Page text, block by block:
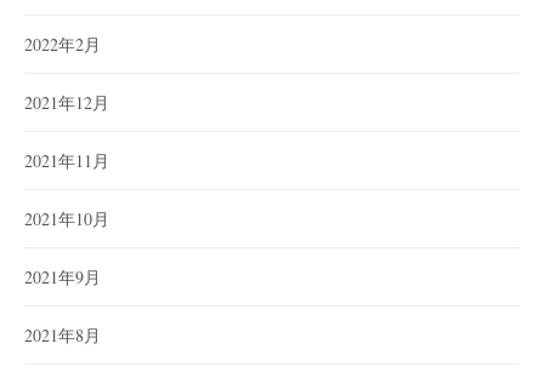
2022年2月
2021年12月
2021年11月
2021年10月
2021年9月
2021年8月